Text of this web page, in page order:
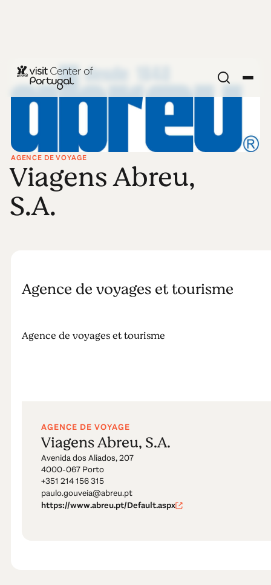
AGENCE DE VOYAGE
Viagens Abreu,
S.A.
Agence de voyages et tourisme
Agence de voyages et tourisme
AGENCE DE VOYAGE
Viagens Abreu, S.A.
Avenida dos Aliados, 207
4000-067 Porto
+351 214 156 315
paulo.gouveia@abreu.pt
https://www.abreu.pt/Default.aspx